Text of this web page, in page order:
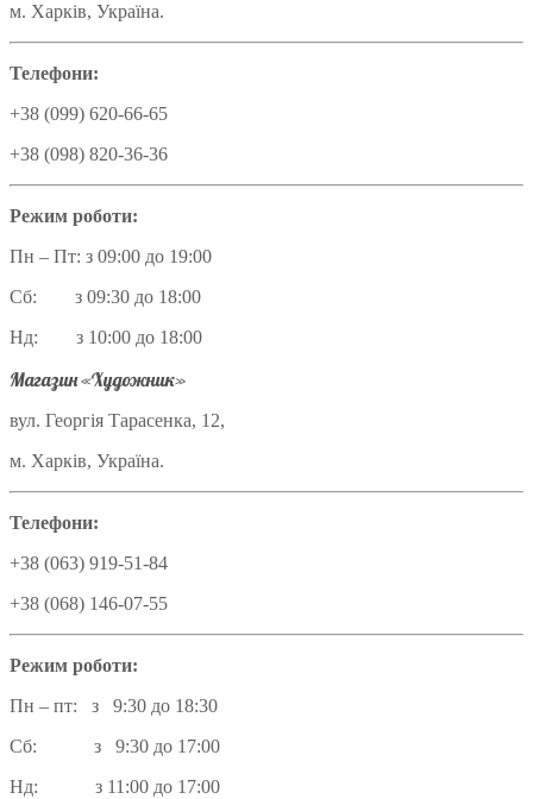
м. Харків, Україна.
Телефони:
+38 (099) 620-66-65
+38 (098) 820-36-36
Режим роботи:
Пн – Пт: з 09:00 до 19:00
Сб: з 09:30 до 18:00
Нд: з 10:00 до 18:00
Магазин «Художник»
вул. Георгія Тарасенка, 12,
м. Харків, Україна.
Телефони:
+38 (063) 919-51-84
+38 (068) 146-07-55
Режим роботи:
Пн – пт: з 9:30 до 18:30
Сб: з 9:30 до 17:00
Нд: з 11:00 до 17:00